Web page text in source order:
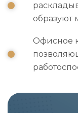
образуют
Офисное